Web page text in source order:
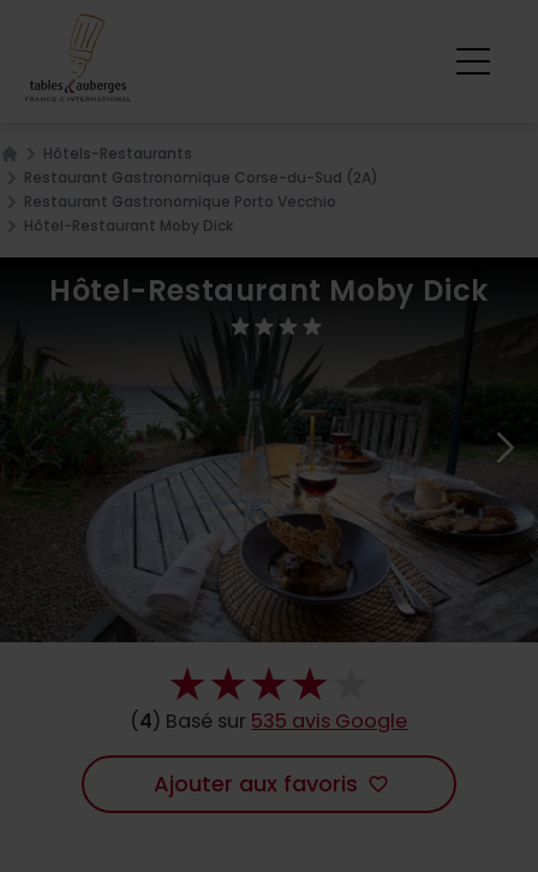
Home
Hôtels-Restaurants
Restaurant Gastronomique Corse-du-Sud (2A)
Restaurant Gastronomique Porto Vecchio
Hôtel-Restaurant Moby Dick
Hôtel-Restaurant Moby Dick
(4) Basé sur 535 avis Google
Ajouter aux favoris favorite_border